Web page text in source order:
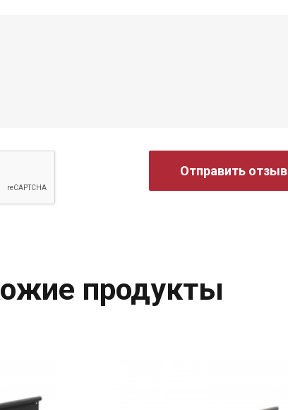
Отправить отзыв
продукты